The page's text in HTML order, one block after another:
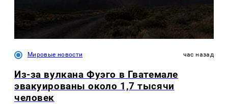
Мировые новости час назад
Из-за вулкана Фуэго в Гватемале
эвакуированы около 1,7 тысячи
человек